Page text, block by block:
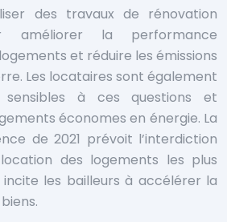
des travaux de rénovation
améliorer la performance
et réduire les émissions
Les locataires sont également
à ces questions et
économes en énergie. La
de 2021 prévoit l’interdiction
des logements les plus
les bailleurs à accélérer la